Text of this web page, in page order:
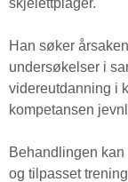
skjelettplager.
Han søker
undersøkelser i
videreutdanning i
kompetansen
Behandlingen
og tilpasset